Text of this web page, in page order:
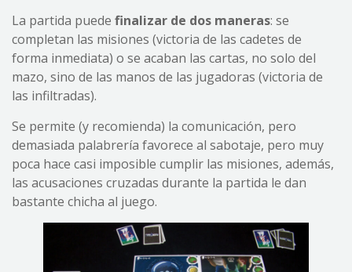
La partida puede finalizar de dos maneras: se
completan las misiones (victoria de las cadetes de
forma inmediata) o se acaban las cartas, no solo del
mazo, sino de las manos de las jugadoras (victoria de
las infiltradas).
Se permite (y recomienda) la comunicación, pero
demasiada palabrería favorece al sabotaje, pero muy
poca hace casi imposible cumplir las misiones, además,
las acusaciones cruzadas durante la partida le dan
bastante chicha al juego.